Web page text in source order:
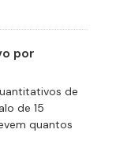
por
de
de 15
quantos